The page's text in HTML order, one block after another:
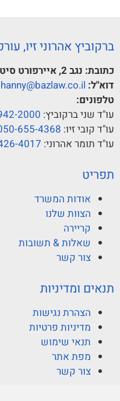
ברקוביץ אהרוני זיו,
כתובת: נגב 2, איירפורט סיטי
דוא"ל:
טלפונים:
עו"ד שני ברקוביץ: 2000
עו"ד קובי זיו: 655-4368
עו"ד תומר אהרוני: 4017
תפריט
אודות המשרד
הצוות שלנו
קריירה
שאלות & תשובות
צור קשר
תנאים ומדיניות
הצהרת נגישות
מדיניות פרטיות
תנאי שימוש
מפת אתר
צור קשר